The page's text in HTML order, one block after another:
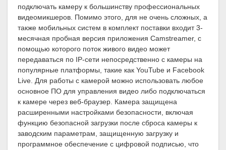
подключать камеру к большинству профессиональных
видеомикшеров. Помимо этого, для не очень сложных, а
также мобильных систем в комплект поставки входит 3-
месячная пробная версия приложения Camstreamer, с
помощью которого поток живого видео может
передаваться по IP-сети непосредственно с камеры на
популярные платформы, такие как YouTube и Facebook
Live. Для работы с камерой можно использовать любое
основное ПО для управления видео либо подключаться
к камере через веб-браузер. Камера защищена
расширенными настройками безопасности, включая
функцию безопасной загрузки после сброса камеры к
заводским параметрам, защищенную загрузку и
программное обеспечение с цифровой подписью, что